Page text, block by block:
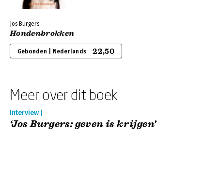
Jos Burgers
Hondenbrokken
Gebonden | Nederlands 22,50
Meer over dit boek
Interview |
‘Jos Burgers: geven is krijgen’